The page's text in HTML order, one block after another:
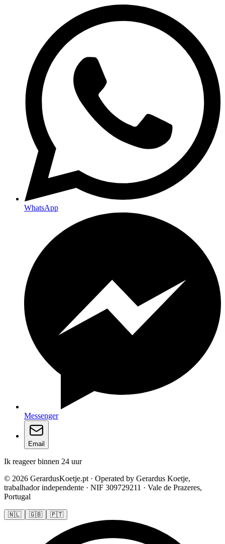
WhatsApp
Messenger
Email
Ik reageer binnen 24 uur
© 2026 GerardusKoetje.pt · Operated by Gerardus Koetje,
trabalhador independente · NIF 309729211 · Vale de Prazeres,
Portugal
🇳🇱 🇬🇧 🇵🇹